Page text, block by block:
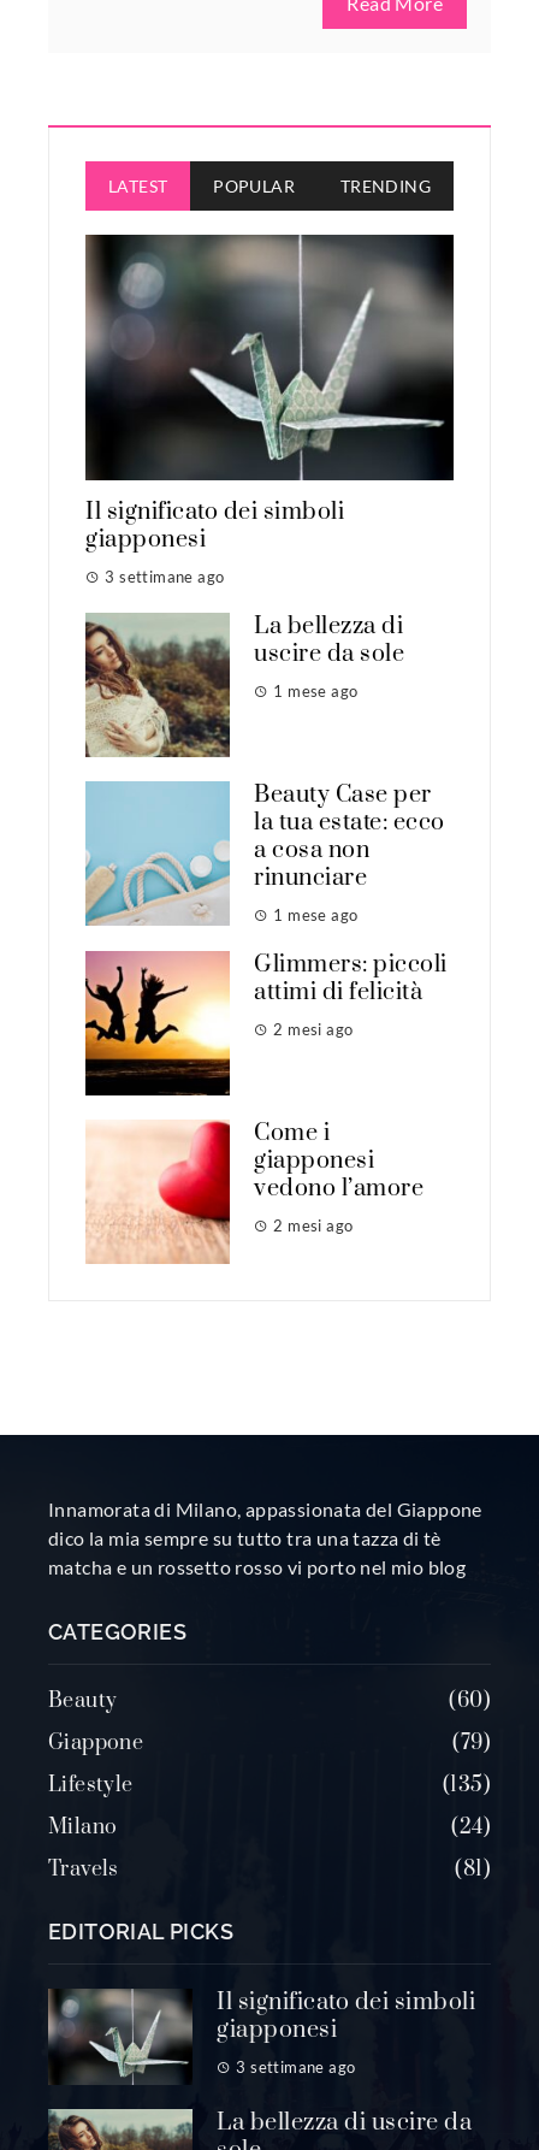
LATEST POPULAR TRENDING
Il significato dei simboli
giapponesi
3 settimane ago
La bellezza di
uscire da sole
1 mese ago
Beauty Case per
la tua estate: ecco
a cosa non
rinunciare
1 mese ago
Glimmers: piccoli
attimi di felicità
2 mesi ago
Come i
giapponesi
vedono l’amore
2 mesi ago
Innamorata di Milano, appassionata del Giappone
dico la mia sempre su tutto tra una tazza di tè
matcha e un rossetto rosso vi porto nel mio blog
CATEGORIES
Beauty
60
Giappone
79
Lifestyle
135
Milano
24
Travels
81
EDITORIAL PICKS
Il significato dei simboli
giapponesi
3 settimane ago
La bellezza di uscire da